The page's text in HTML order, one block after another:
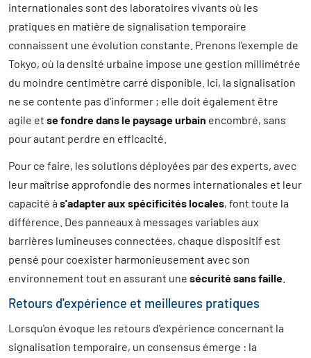
internationales sont des laboratoires vivants où les
pratiques en matière de signalisation temporaire
connaissent une évolution constante. Prenons l'exemple de
Tokyo, où la densité urbaine impose une gestion millimétrée
du moindre centimètre carré disponible. Ici, la signalisation
ne se contente pas d'informer ; elle doit également être
agile et se fondre dans le paysage urbain encombré, sans
pour autant perdre en efficacité.
Pour ce faire, les solutions déployées par des experts, avec
leur maîtrise approfondie des normes internationales et leur
capacité à s'adapter aux spécificités locales, font toute la
différence. Des panneaux à messages variables aux
barrières lumineuses connectées, chaque dispositif est
pensé pour coexister harmonieusement avec son
environnement tout en assurant une sécurité sans faille
Retours d'expérience et meilleures pratiques
Lorsqu'on évoque les retours d'expérience concernant la
signalisation temporaire, un consensus émerge : la